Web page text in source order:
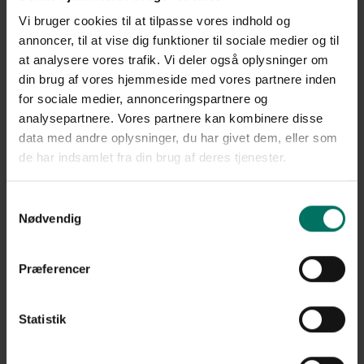
Vi bruger cookies til at tilpasse vores indhold og
annoncer, til at vise dig funktioner til sociale medier og til
at analysere vores trafik. Vi deler også oplysninger om
din brug af vores hjemmeside med vores partnere inden
for sociale medier, annonceringspartnere og
analysepartnere. Vores partnere kan kombinere disse
data med andre oplysninger, du har givet dem, eller som
de har indsamlet fra din brug af deres tjenester.
Nødvendig
Præferencer
Statistik
kombineret med trapezplader i taget. Det giver et moderne og let
udtryk omkring skolen, samtidig med at cykelskuret fungerer som
effektiv læ for både regn og vind.
Et cykelskur bygget til hverdagen
I skolemiljøer bruges cykelskure hver eneste dag af mange børn og
unge. Derfor er det vigtigt, at løsningen er robust, sikker og nem at
harmonisk udtryk. Samtidig giver den galvaniserede overflade lang
holdbarhed og minimal vedligeholdelse i hverdagen.
Til denne løsning er der også monteret galvaniseret låge med
Locinox-lås, som sikrer stabil drift og god adgangskontrol omkring
Funktion og udtryk i samme løsning